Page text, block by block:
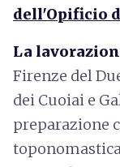
dell'Opificio
La
Firenze del
dei Cuoiai e
preparazione